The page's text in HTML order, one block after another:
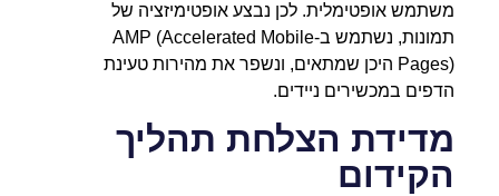
משתמש אופטימלית. לכן נבצע אופטימיזציה של
תמונות, נשתמש ב-AMP (Accelerated Mobile
Pages) היכן שמתאים, ונשפר את מהירות טעינת
הדפים במכשירים ניידים.
מדידת הצלחת תהליך
הקידום